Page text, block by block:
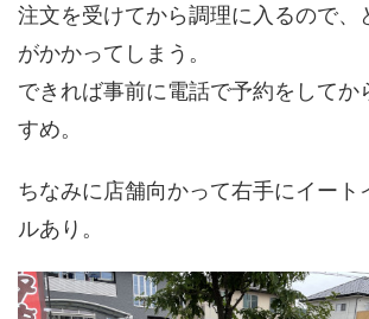
注文を受けてから調理に入るので、
がかかってしまう。
できれば事前に電話で予約をしてか
すめ。
ちなみに店舗向かって右手にイート
ルあり。